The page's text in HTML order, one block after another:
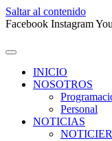
Saltar al contenido
Facebook Instagram
INICIO
NOSOTROS
Personal
NOTICIAS